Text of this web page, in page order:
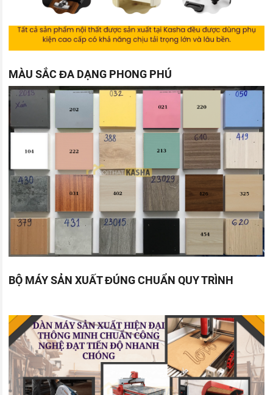
MÀU SẮC ĐA DẠNG PHONG PHÚ
BỘ MÁY SẢN XUẤT ĐÚNG CHUẨN QUY TRÌNH